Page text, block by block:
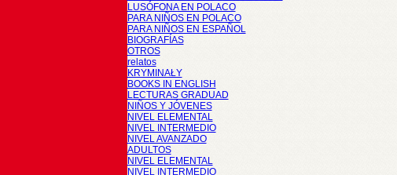
LUSÓFONA EN POLACO
PARA NIÑOS EN POLACO
PARA NIÑOS EN ESPAÑOL
BIOGRAFÍAS
OTROS
relatos
KRYMINAŁY
BOOKS IN ENGLISH
LECTURAS GRADUAD
NIÑOS Y JÓVENES
NIVEL ELEMENTAL
NIVEL INTERMEDIO
NIVEL AVANZADO
ADULTOS
NIVEL ELEMENTAL
NIVEL INTERMEDIO